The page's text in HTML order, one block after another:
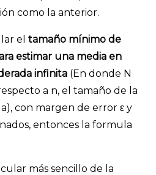
como la anterior.
el tamaño mínimo de
estimar una media en
infinita (En donde N
a n, el tamaño de la
con margen de error ε y
entonces la formula
más sencillo de la